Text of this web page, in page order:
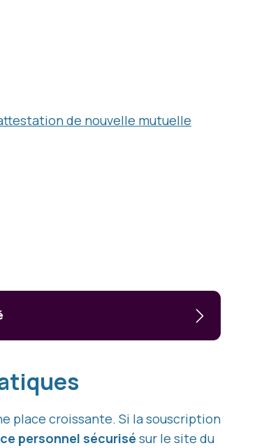
de nouvelle mutuelle
place croissante. Si la souscription
personnel sécurisé sur le site du